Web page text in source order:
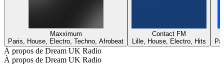
Maxximum
Paris, House, Electro, Techno, Afrobeat
Contact FM
Lille, House, Electro, Hits
À propos de Dream UK Radio
À propos de Dream UK Radio